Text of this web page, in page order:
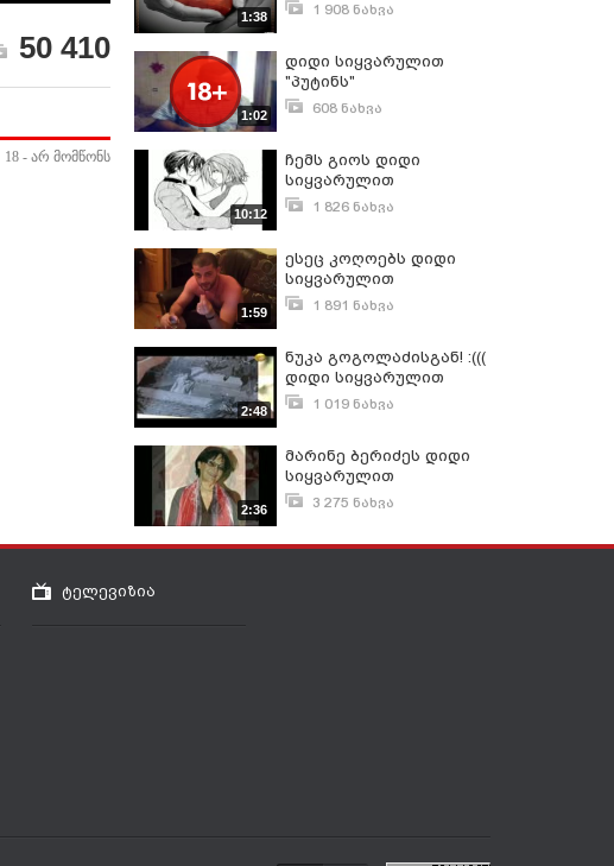
50 410
18 - არ მომწონს
1:38 1 908 ნახვა
1:02
დიდი სიყვარულით
"პუტინს"
608 ნახვა
10:12
ჩემს გიოს დიდი
სიყვარულით
1 826 ნახვა
1:59
ესეც კოღოებს დიდი
სიყვარულით
1 891 ნახვა
2:48
ნუკა გოგოლაძისგან! :(((
დიდი სიყვარულით
1 019 ნახვა
2:36
მარინე ბერიძეს დიდი
სიყვარულით
3 275 ნახვა
ტელევიზია